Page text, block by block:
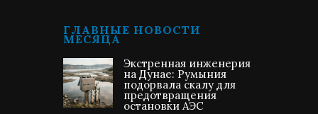
ГЛАВНЫЕ НОВОСТИ
МЕСЯЦА
Экстренная инженерия
на Дунае: Румыния
подорвала скалу для
предотвращения
остановки АЭС